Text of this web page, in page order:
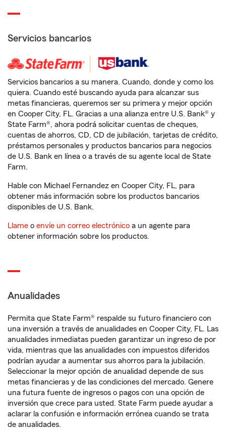
Servicios bancarios
Servicios bancarios a su manera. Cuando, donde y como los
quiera. Cuando esté buscando ayuda para alcanzar sus
metas financieras, queremos ser su primera y mejor opción
en Cooper City, FL. Gracias a una alianza entre U.S. Bank® y
State Farm®, ahora podrá solicitar cuentas de cheques,
cuentas de ahorros, CD, CD de jubilación, tarjetas de crédito,
préstamos personales y productos bancarios para negocios
de U.S. Bank en línea o a través de su agente local de State
Farm.
Hable con Michael Fernandez en Cooper City, FL, para
obtener más información sobre los productos bancarios
disponibles de U.S. Bank.
Llame o envíe un correo electrónico a un agente para
obtener información sobre los productos.
Anualidades
Permita que State Farm® respalde su futuro financiero con
una inversión a través de anualidades en Cooper City, FL. Las
anualidades inmediatas pueden garantizar un ingreso de por
vida, mientras que las anualidades con impuestos diferidos
podrían ayudar a aumentar sus ahorros para la jubilación.
Seleccionar la mejor opción de anualidad depende de sus
metas financieras y de las condiciones del mercado. Genere
una futura fuente de ingresos o pagos con una opción de
inversión que crece para usted. State Farm puede ayudar a
aclarar la confusión e información errónea cuando se trata
de anualidades.